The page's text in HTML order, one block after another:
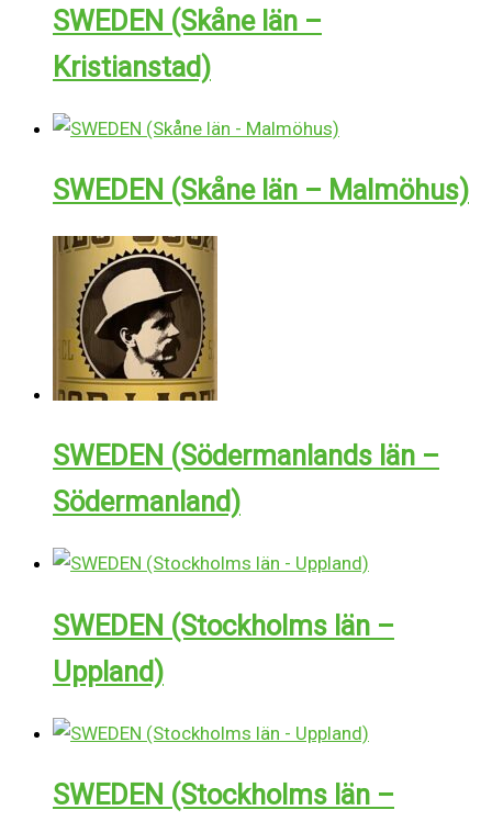
SWEDEN (Skåne län –
Kristianstad)
SWEDEN (Skåne län – Malmöhus)
SWEDEN (Södermanlands län –
Södermanland)
SWEDEN (Stockholms län –
Uppland)
SWEDEN (Stockholms län –